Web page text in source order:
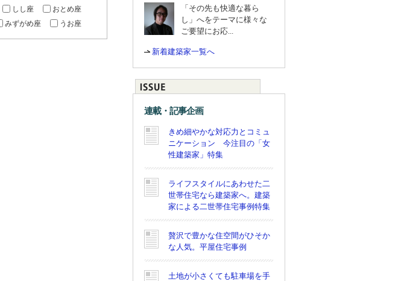
しし座
おとめ座
みずがめ座 うお座
「その先も快適な暮ら
し」へをテーマに様々な
ご要望にお応...
新着建築家一覧へ
連載・記事企画
きめ細やかな対応力とコミュ
ニケーション 今注目の「女
性建築家」特集
ライフスタイルにあわせた二
世帯住宅なら建築家へ。建築
家による二世帯住宅事例特集
贅沢で豊かな住空間がひそか
な人気。平屋住宅事例
土地が小さくても駐車場を手